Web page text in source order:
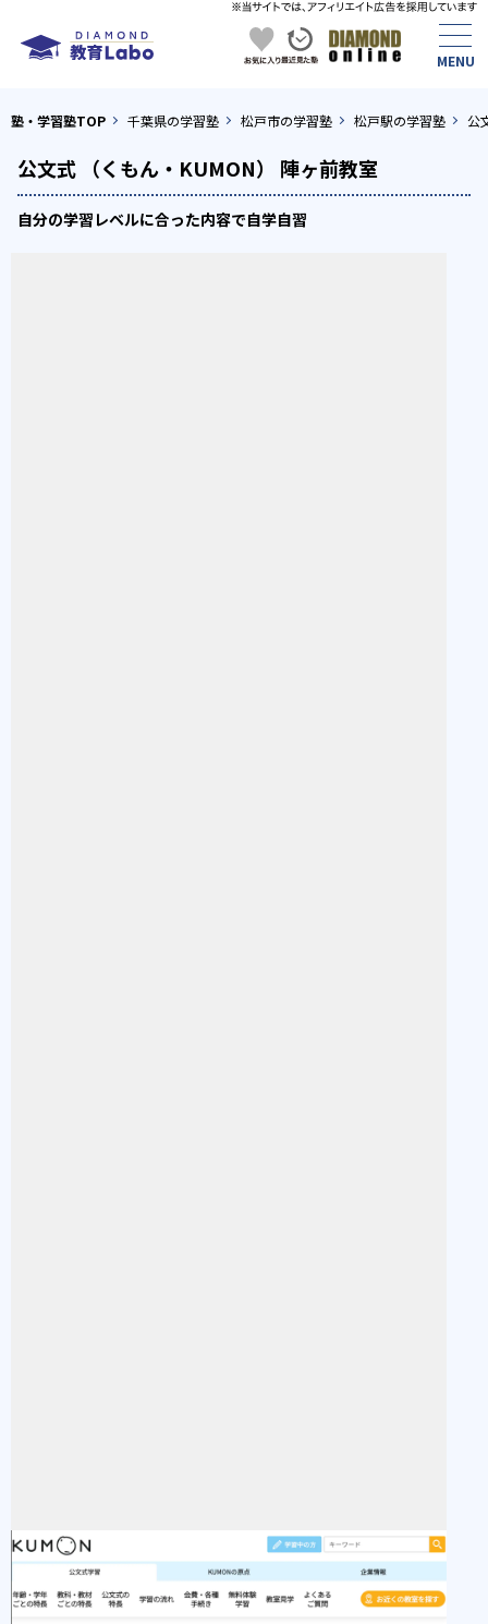
塾・学習塾TOP 千葉県の学習塾 松戸市の学習塾 松戸駅の学習塾 公
公文式 （くもん・KUMON） 陣ヶ前教室
自分の学習レベルに合った内容で自学自習